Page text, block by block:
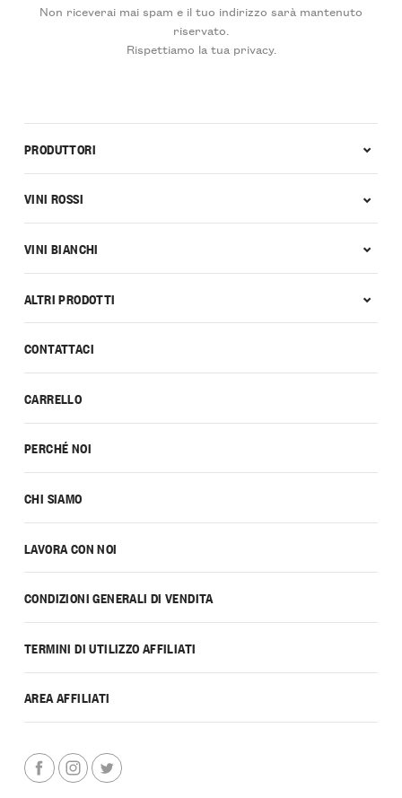
Non riceverai mai spam e il tuo indirizzo sarà mantenuto
riservato.
Rispettiamo la tua privacy.
CONTATTACI
CARRELLO
PERCHÉ NOI
CHI SIAMO
LAVORA CON NOI
CONDIZIONI GENERALI DI VENDITA
TERMINI DI UTILIZZO AFFILIATI
AREA AFFILIATI
PRODUTTORI
VINI ROSSI
VINI BIANCHI
ALTRI PRODOTTI